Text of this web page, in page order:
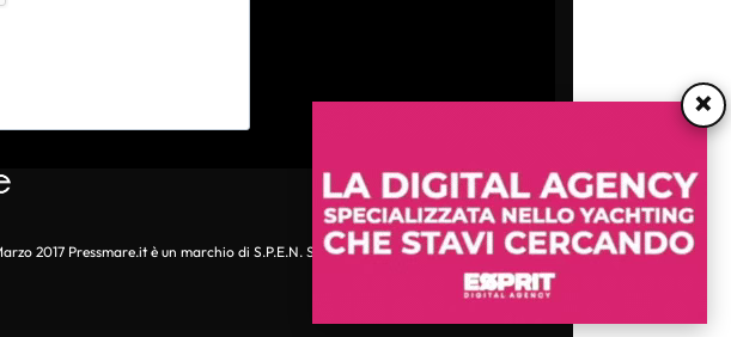
×
2017 Pressmare.it è un marchio di S.P.E.N. Srl - P.IVA 06511641000